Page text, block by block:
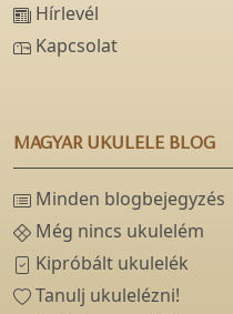
Hírlevél
Kapcsolat
MAGYAR UKULELE BLOG
Minden blogbejegyzés
Még nincs ukulelém
Kipróbált ukulelék
Tanulj ukulelézni!